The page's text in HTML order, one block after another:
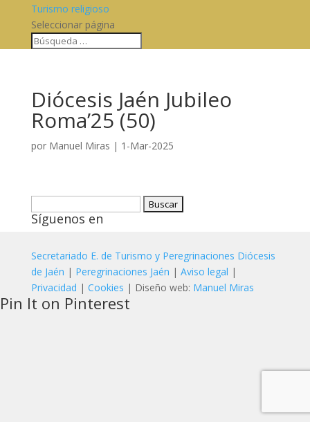
Turismo religioso
Seleccionar página
Diócesis Jaén Jubileo
Roma’25 (50)
por Manuel Miras | 1-Mar-2025
Síguenos en
Secretariado E. de Turismo y Peregrinaciones Diócesis
de Jaén | Peregrinaciones Jaén | Aviso legal |
Privacidad | Cookies | Diseño web: Manuel Miras
Pin It on Pinterest